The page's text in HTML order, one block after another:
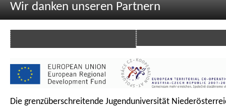
Wir danken unseren Partnern
Die grenzüberschreitende Jugenduniversität